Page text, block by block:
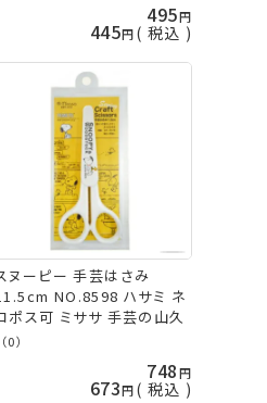
495
445 税込
ヌーピー 手芸はさみ
NO.8598 ハサミ ネ
ポス可 ミササ 手芸の山久
（0）
748
673 税込